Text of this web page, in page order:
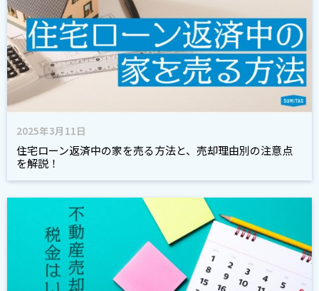
2025年3月11日
住宅ローン返済中の家を売る方法と、売却理由別の注意点
を解説！